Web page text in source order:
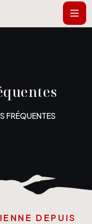
FRÉQUENTES
DEPUIS